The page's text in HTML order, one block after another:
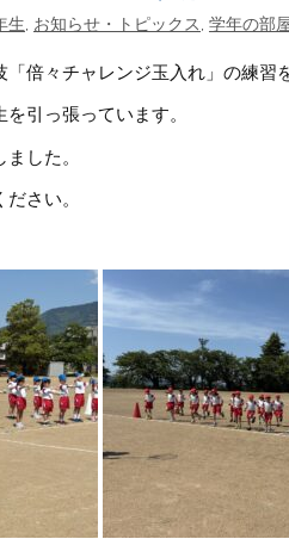
生 お知らせ・トピックス 学年の部
倍々チャレンジ玉入れ」の練習
引っ張っています。
した。
さい。